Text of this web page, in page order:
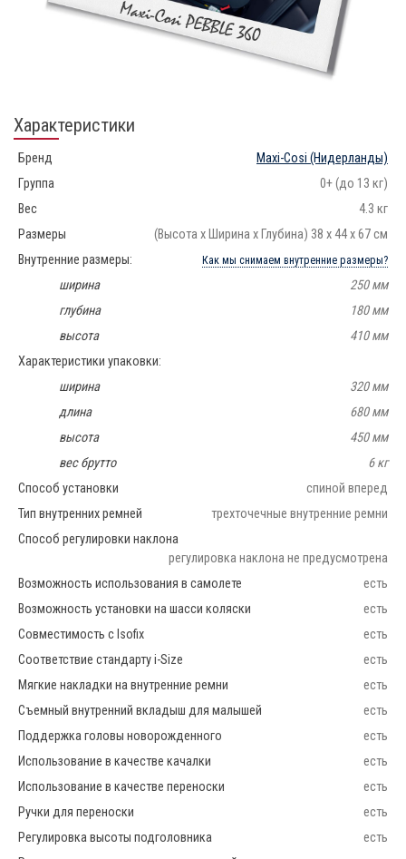
Характеристики
Бренд Maxi-Cosi (Нидерланды)
Группа
0+ (до 13 кг)
Вес
4.3 кг
Размеры
(Высота х Ширина х Глубина) 38 х 44 х 67 см
Внутренние размеры:
Как мы снимаем внутренние размеры?
ширина
250 мм
глубина
180 мм
высота
410 мм
Характеристики упаковки:
ширина
320 мм
длина
680 мм
высота
450 мм
вес брутто
6 кг
Способ установки
спиной вперед
Тип внутренних ремней
трехточечные внутренние ремни
Способ регулировки наклона
регулировка наклона не предусмотрена
Возможность использования в самолете
есть
Возможность установки на шасси коляски
есть
Совместимость с Isofix
есть
Соответствие стандарту i-Size
есть
Мягкие накладки на внутренние ремни
есть
Съемный внутренний вкладыш для малышей
есть
Поддержка головы новорожденного
есть
Использование в качестве качалки
есть
Использование в качестве переноски
есть
Ручки для переноски
есть
Регулировка высоты подголовника
есть